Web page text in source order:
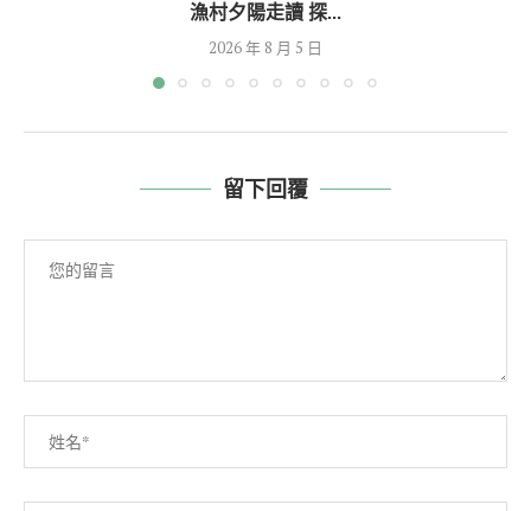
漁村夕陽走讀 探...
2026 年 8 月 5 日
留下回覆